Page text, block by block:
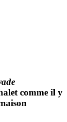
comme il y